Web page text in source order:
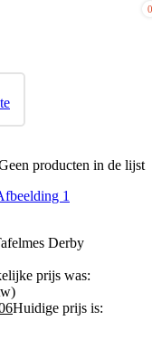
0
producten in de lijst
Derby
prijs was:
Huidige prijs is: